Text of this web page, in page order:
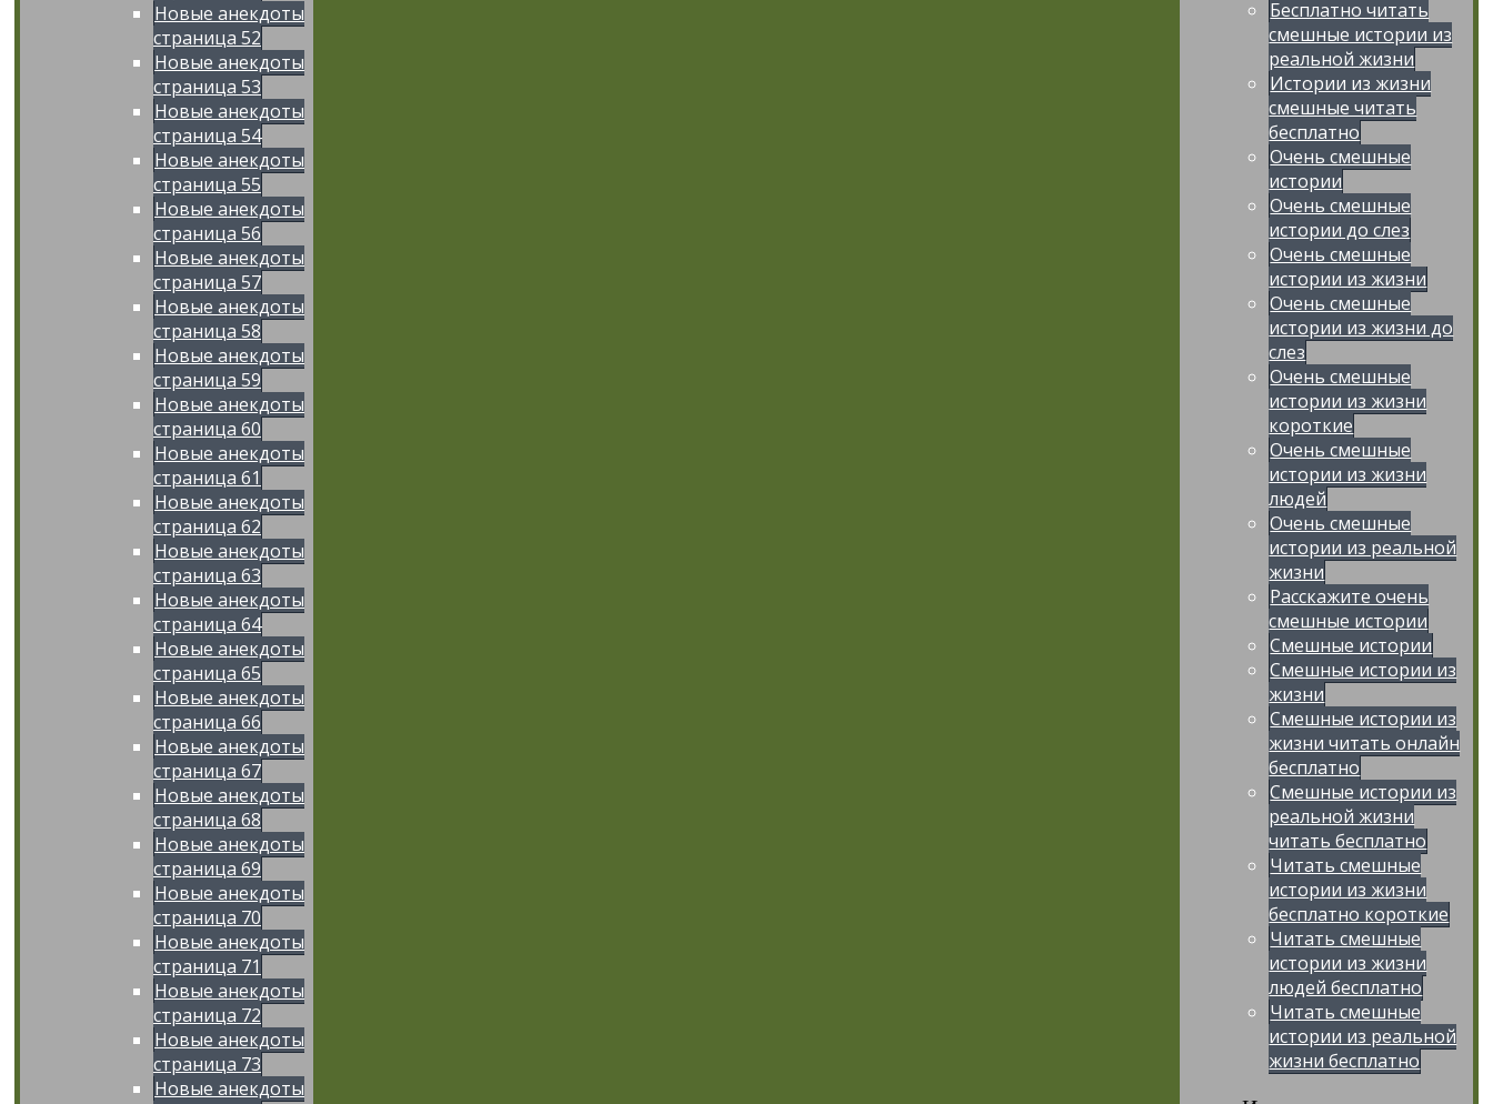
Новые анекдоты
страница 52
Новые анекдоты
страница 53
Новые анекдоты
страница 54
Новые анекдоты
страница 55
Новые анекдоты
страница 56
Новые анекдоты
страница 57
Новые анекдоты
страница 58
Новые анекдоты
страница 59
Новые анекдоты
страница 60
Новые анекдоты
страница 61
Новые анекдоты
страница 62
Новые анекдоты
страница 63
Новые анекдоты
страница 64
Новые анекдоты
страница 65
Новые анекдоты
страница 66
Новые анекдоты
страница 67
Новые анекдоты
страница 68
Новые анекдоты
страница 69
Новые анекдоты
страница 70
Новые анекдоты
страница 71
Новые анекдоты
страница 72
Новые анекдоты
страница 73
Новые анекдоты
Бесплатно читать
смешные истории из
реальной жизни
Истории из жизни
смешные читать
бесплатно
Очень смешные
истории
Очень смешные
истории до слез
Очень смешные
истории из жизни
Очень смешные
истории из жизни до
слез
Очень смешные
истории из жизни
короткие
Очень смешные
истории из жизни
людей
Очень смешные
истории из реальной
жизни
Расскажите очень
смешные истории
Смешные истории
Смешные истории из
жизни
Смешные истории из
жизни читать онлайн
бесплатно
Смешные истории из
реальной жизни
читать бесплатно
Читать смешные
истории из жизни
бесплатно короткие
Читать смешные
истории из жизни
людей бесплатно
Читать смешные
истории из реальной
жизни бесплатно